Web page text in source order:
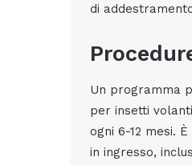
di
Un programma
per insetti
ogni 6-12 mesi.
in ingresso,